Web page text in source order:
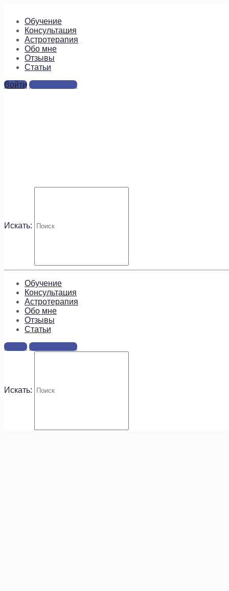
Обучение
Консультация
Астротерапия
Обо мне
Отзывы
Cтатьи
Войти Регистрация
Искать:
Обучение
Консультация
Астротерапия
Обо мне
Отзывы
Cтатьи
Войти Регистрация
Искать:
авторизоваться.
Будем на связи!
новых курсах!
.